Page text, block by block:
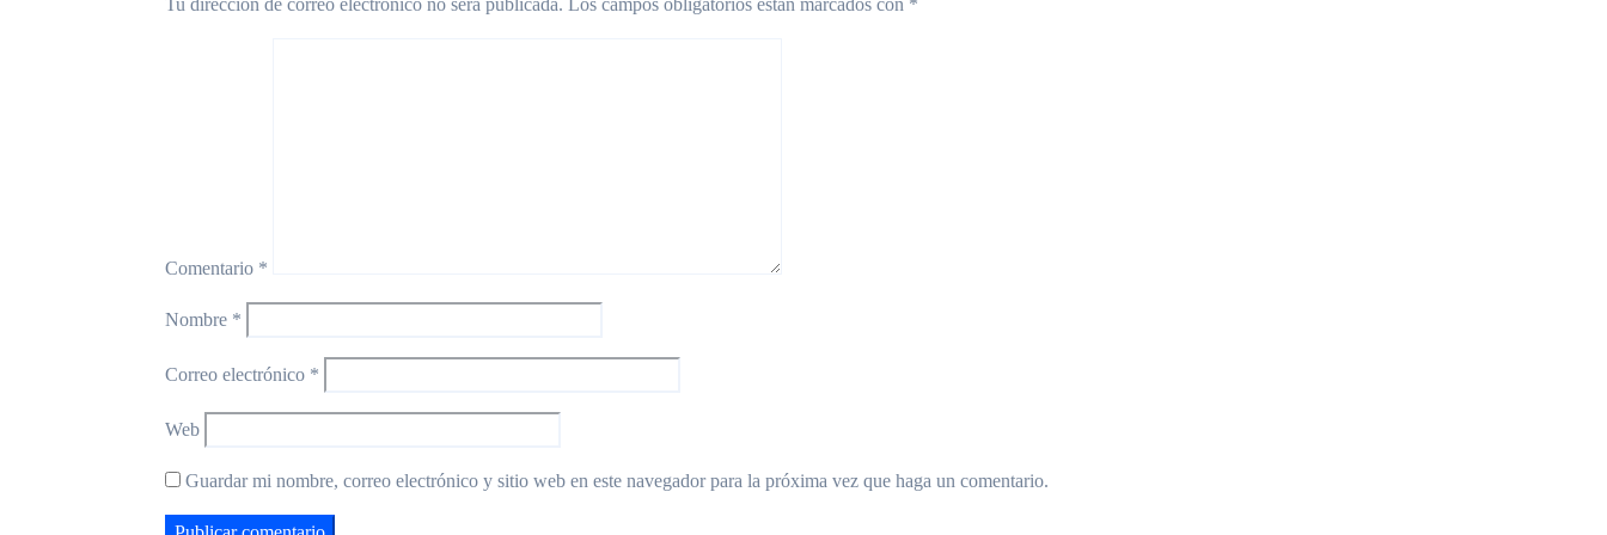
Tu dirección de correo electrónico no será publicada. Los campos obligatorios están marcados con *
Comentario *
Nombre *
Correo electrónico *
Web
Guardar mi nombre, correo electrónico y sitio web en este navegador para la próxima vez que haga un comentario.